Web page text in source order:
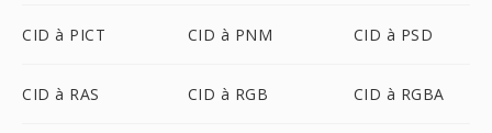
CID à PICT CID à PNM CID à PSD
CID à RAS CID à RGB CID à RGBA